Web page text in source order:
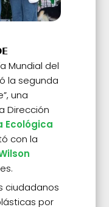
Mundial del
la segunda
una
Dirección
Ecológica
con la
ciudadanos
por